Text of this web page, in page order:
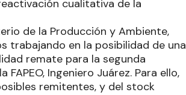
cualitativa de la
de la Producción y Ambiente,
trabajando en la posibilidad de una
remate para la segunda
Ingeniero Juárez. Para ello,
remitentes, y del stock